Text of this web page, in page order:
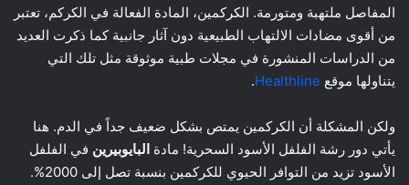
المفاصل ملتهبة ومتورمة. الكركمين، المادة الفعالة في الكركم، تعتبر
من أقوى مضادات الالتهاب الطبيعية دون آثار جانبية كما ذكرت العديد
من الدراسات المنشورة في مجلات طبية موثوقة مثل تلك التي
يتناولها موقع Healthline
.
ولكن المشكلة أن الكركمين يمتص بشكل ضعيف جداً في الدم. هنا
يأتي دور رشة الفلفل الأسود السحرية! مادة البايوبيرين في الفلفل
الأسود تزيد من التوافر الحيوي للكركمين بنسبة تصل إلى 2000%.